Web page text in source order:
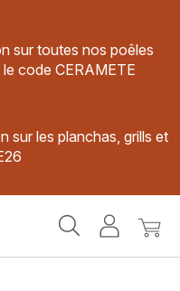
sur toutes nos poêles
code CERAMETE
sur les planchas, grills et
MonMon